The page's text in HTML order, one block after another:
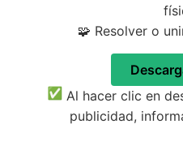
🧩 Resolver o
Al hacer clic en
publicidad,